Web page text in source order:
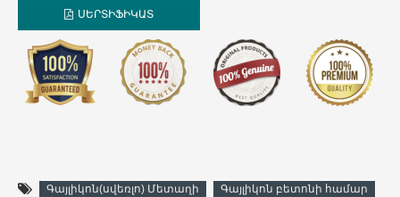
ՍԵՐՏԻՖԻԿԱՏ
Գայլիկոն(սվեռլո) Մետաղի
Գայլիկոն բետոնի համար